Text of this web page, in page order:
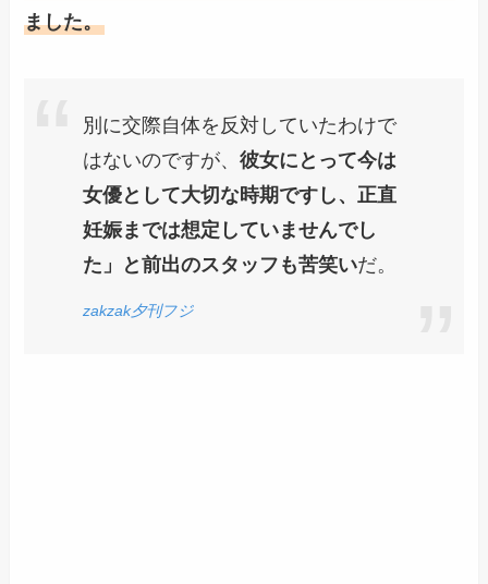
ました。
別に交際自体を反対していたわけで
はないのですが、彼女にとって今は
女優として大切な時期ですし、正直
妊娠までは想定していませんでし
た」と前出のスタッフも苦笑いだ。
zakzak夕刊フジ